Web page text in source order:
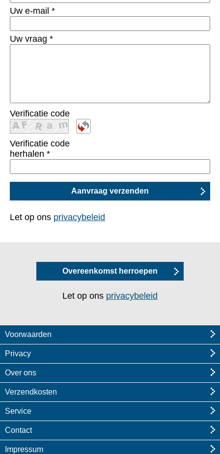
Uw e-mail *
Uw vraag *
Verificatie code
Verificatie code
herhalen *
Let op ons privacybeleid
Overeenkomst herroepen
Let op ons privacybeleid
Voorwaarden
Privacy
Over ons
Verzendkosten
Service
Contact
Impressum